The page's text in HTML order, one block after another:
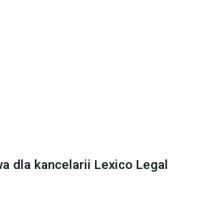
dla kancelarii Lexico Legal